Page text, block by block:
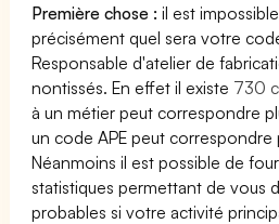
Première chose : il est
précisément quel sera votre
Responsable d'atelier de
nontissés. En effet il existe 730
à un métier peut correspondre
un code APE peut correspondre
Néanmoins il est possible de
statistiques permettant de vous
probables si votre activité